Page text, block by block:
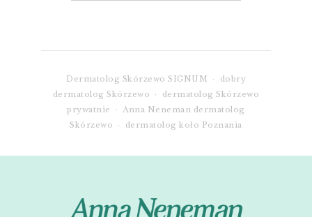
Dermatolog Skórzewo SIGNUM · dobry
dermatolog Skórzewo · dermatolog Skórzewo
prywatnie · Anna Neneman dermatolog
Skórzewo · dermatolog koło Poznania